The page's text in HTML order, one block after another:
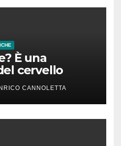
È una
cervello
CANNOLETTA